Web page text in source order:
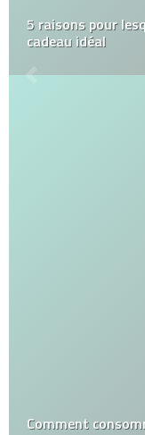
5 raisons pour
cadeau idéal
Comment